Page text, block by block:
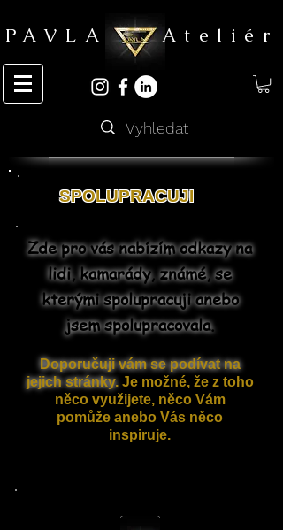
PAVLA Ateliér
SPOLUPRACUJI
Zde pro vás nabízím odkazy na
lidi, kamarády, známé, se
kterými spolupracuji anebo
jsem spolupracovala.
Doporučuji vám se podívat na
jejich stránky. Je možné, že z toho
něco využijete, něco Vám
pomůže anebo Vás něco
inspiruje.